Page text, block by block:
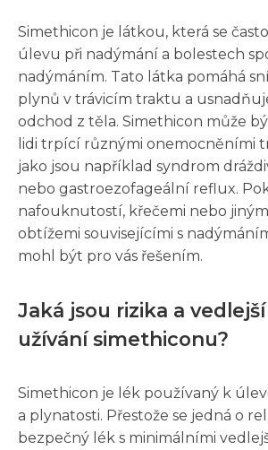
Simethicon je látkou, která se
úlevu při nadýmání a bolestech
nadýmáním. Tato látka pomáhá
plynů v trávicím traktu a
odchod z těla. Simethicon může
lidi trpící různými onemocněními
jako jsou například syndrom
nebo gastroezofageální reflux.
nafouknutostí, křečemi nebo
obtížemi souvisejícími s
mohl být pro vás řešením.
Jaká jsou rizika a
užívání simethiconu?
Simethicon je lék používaný k
a plynatosti. Přestože se jedná o
bezpečný lék s minimálními